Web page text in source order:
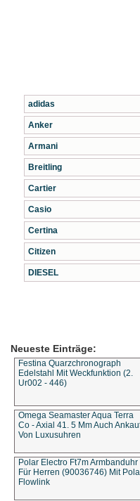
adidas
Anker
Armani
Breitling
Cartier
Casio
Certina
Citizen
DIESEL
Neueste Einträge:
Festina Quarzchronograph
Edelstahl Mit Weckfunktion (2.
Ur002 - 446)
Omega Seamaster Aqua Terra
Co - Axial 41. 5 Mm Auch
Von Luxusuhren
Polar Electro Ft7m Armbanduhr
Für Herren (90036746) Mit
Flowlink